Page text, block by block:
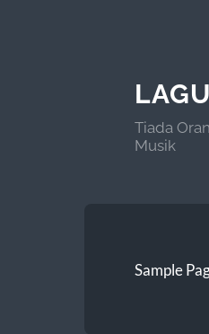
Tiada
Musik
Sample